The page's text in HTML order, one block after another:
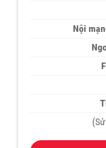
Nội